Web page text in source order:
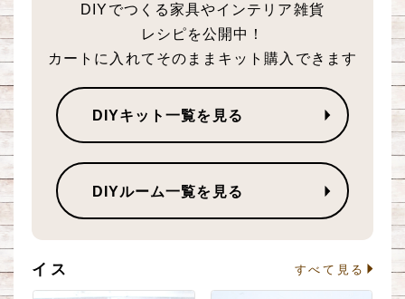
DIYでつくる家具やインテリア雑貨
レシピを公開中！
カートに入れてそのままキット購入できます
DIYキット一覧を見る
DIYルーム一覧を見る
イス すべて見る